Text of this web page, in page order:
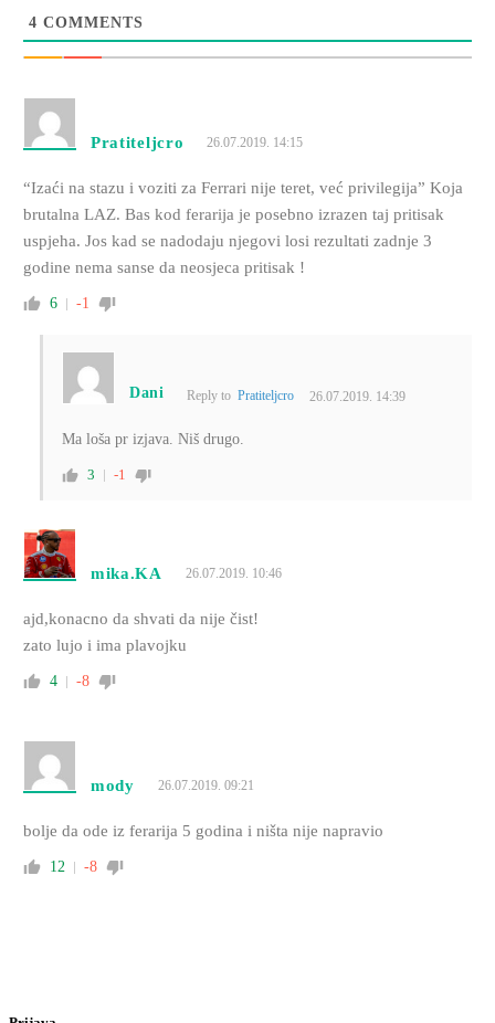
4 COMMENTS
Pratiteljcro 26.07.2019. 14:15
“Izaći na stazu i voziti za Ferrari nije teret, već privilegija” Koja
brutalna LAZ. Bas kod ferarija je posebno izrazen taj pritisak
uspjeha. Jos kad se nadodaju njegovi losi rezultati zadnje 3
godine nema sanse da neosjeca pritisak !
6 -1
Dani Reply to Pratiteljcro 26.07.2019. 14:39
Ma loša pr izjava. Niš drugo.
3 -1
mika.KA 26.07.2019. 10:46
ajd,konacno da shvati da nije čist!
zato lujo i ima plavojku
4 -8
mody 26.07.2019. 09:21
bolje da ode iz ferarija 5 godina i ništa nije napravio
12 -8